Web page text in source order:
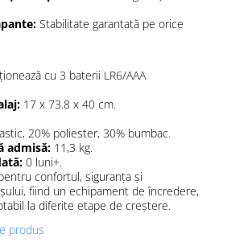
Stabilitate garantată pe orice
cu 3 baterii LR6/AAA
17 x 73.8 x 40 cm.
20% poliester, 30% bumbac.
admisă: 11,3 kg.
0 luni+.
confortul, siguranța și
fiind un echipament de încredere,
la diferite etape de creștere.
produs